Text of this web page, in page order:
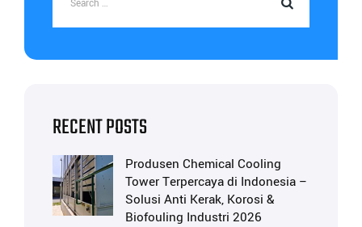
RECENT POSTS
Produsen Chemical Cooling
Tower Terpercaya di Indonesia –
Solusi Anti Kerak, Korosi &
Biofouling Industri 2026